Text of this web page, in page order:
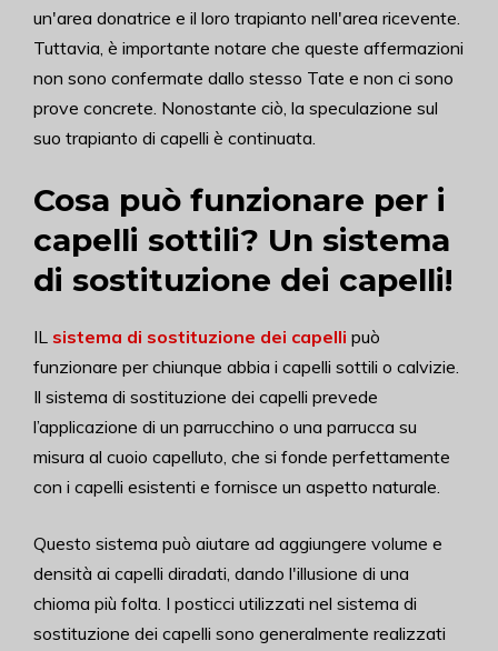
un'area donatrice e il loro trapianto nell'area ricevente.
Tuttavia, è importante notare che queste affermazioni
non sono confermate dallo stesso Tate e non ci sono
prove concrete. Nonostante ciò, la speculazione sul
suo trapianto di capelli è continuata.
Cosa può funzionare per i
capelli sottili? Un sistema
di sostituzione dei capelli!
IL sistema di sostituzione dei capelli può
funzionare per chiunque abbia i capelli sottili o calvizie.
Il sistema di sostituzione dei capelli prevede
l’applicazione di un parrucchino o una parrucca su
misura al cuoio capelluto, che si fonde perfettamente
con i capelli esistenti e fornisce un aspetto naturale.
Questo sistema può aiutare ad aggiungere volume e
densità ai capelli diradati, dando l'illusione di una
chioma più folta. I posticci utilizzati nel sistema di
sostituzione dei capelli sono generalmente realizzati